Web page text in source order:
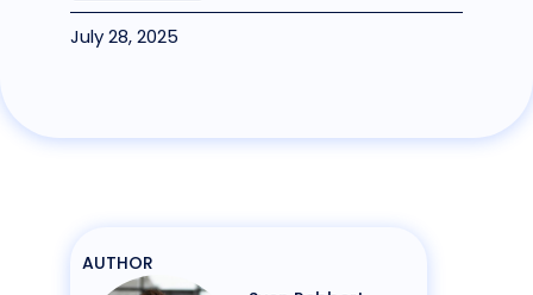
July 28, 2025
AUTHOR